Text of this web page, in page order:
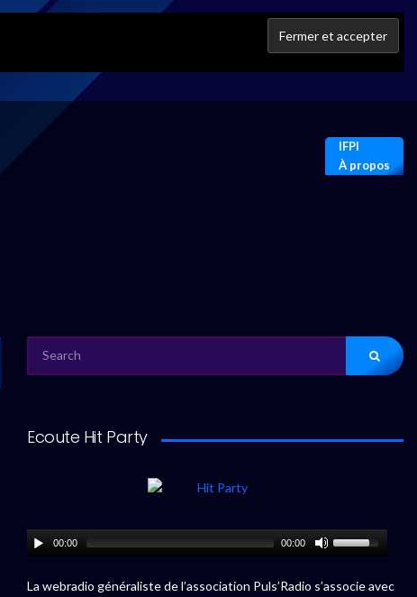
IFPI
À propos
FOR:
Ecoute Hit Party
00:00 00:00
La webradio généraliste de l’association Puls’Radio s’associe avec